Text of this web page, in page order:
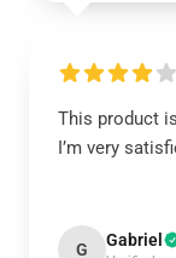
This product
I’m very
G Gabriel